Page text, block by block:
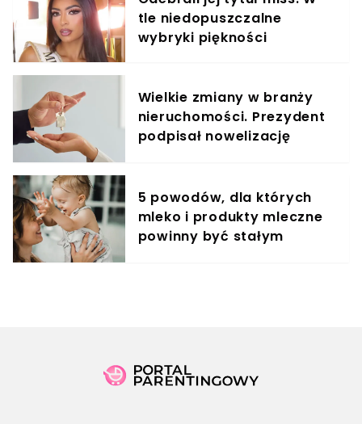
tle niedopuszczalne
wybryki piękności
Wielkie zmiany w branży
nieruchomości. Prezydent
podpisał nowelizację
5 powodów, dla których
mleko i produkty mleczne
powinny być stałym